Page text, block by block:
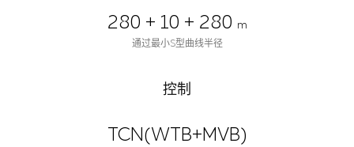
280 + 10 + 280 m
通过最小S型曲线半径
控制
TCN(WTB+MVB)